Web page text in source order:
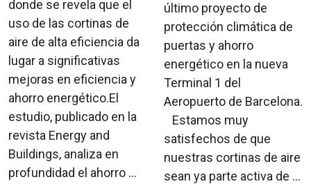
donde se revela que el
uso de las cortinas de
aire de alta eficiencia da
lugar a significativas
mejoras en eficiencia y
ahorro energético.El
estudio, publicado en la
revista Energy and
Buildings, analiza en
profundidad el ahorro ...
último proyecto de
protección climática de
puertas y ahorro
energético en la nueva
Terminal 1 del
Aeropuerto de Barcelona.
Estamos muy
satisfechos de que
nuestras cortinas de aire
sean ya parte activa de ...